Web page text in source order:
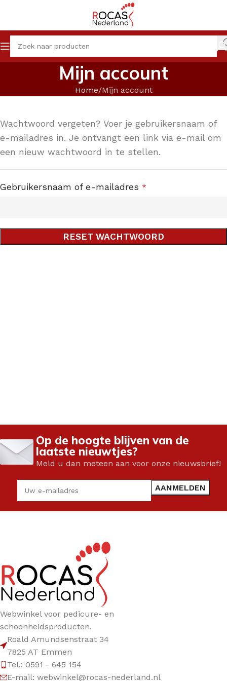
Mijn account
Home Mijn account
Wachtwoord vergeten? Voer je gebruikersnaam of
e-mailadres in. Je ontvangt een link via e-mail om
een nieuw wachtwoord in te stellen.
Gebruikersnaam of e-mailadres *
RESET WACHTWOORD
Op de hoogte blijven van de
laatste nieuwtjes?
Meld u dan meteen aan voor onze nieuwsbrief!
Webwinkel voor pedicure- en
schoonheidsproducten.
Roald Amundsenstraat 34
7825 AT Emmen
Tel.: 0591 - 645 154
E-mail: webwinkel@rocas-nederland.nl